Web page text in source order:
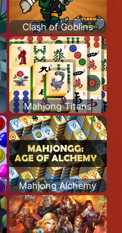
Clash of Goblins
Mahjong Titans
Mahjong Alchemy